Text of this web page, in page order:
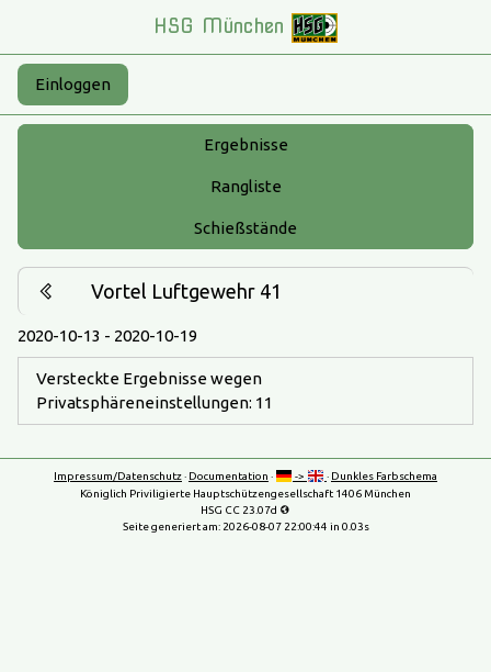
HSG München
Einloggen
Ergebnisse
Rangliste
Schießstände
Vortel Luftgewehr 41
2020-10-13 - 2020-10-19
Versteckte Ergebnisse wegen
Privatsphäreneinstellungen: 11
Impressum/Datenschutz· Documentation · -> · Dunkles Farbschema
Königlich Priviligierte Hauptschützengesellschaft 1406 München
HSG CC 23.07d
Seite generiert am: 2026-08-07 22:00:44 in 0.03s